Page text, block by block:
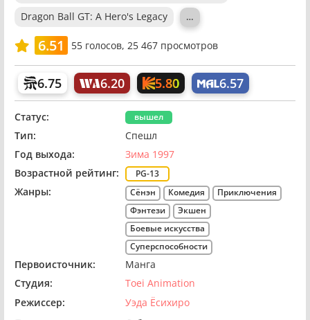
Dragon Ball GT: A Hero's Legacy
…
6.51 55голосов, 25 467 просмотров
6.75 6.20 5.80 6.57
Статус: вышел
Тип:
Спешл
Год выхода:
Зима 1997
Возрастной рейтинг:
PG-13
Жанры: Сёнэн Комедия
Приключения
Фэнтези
Экшен
Боевые искусства
Суперспособности
Первоисточник:
Манга
Студия:
Toei Animation
Режиссер:
Уэда Ёсихиро